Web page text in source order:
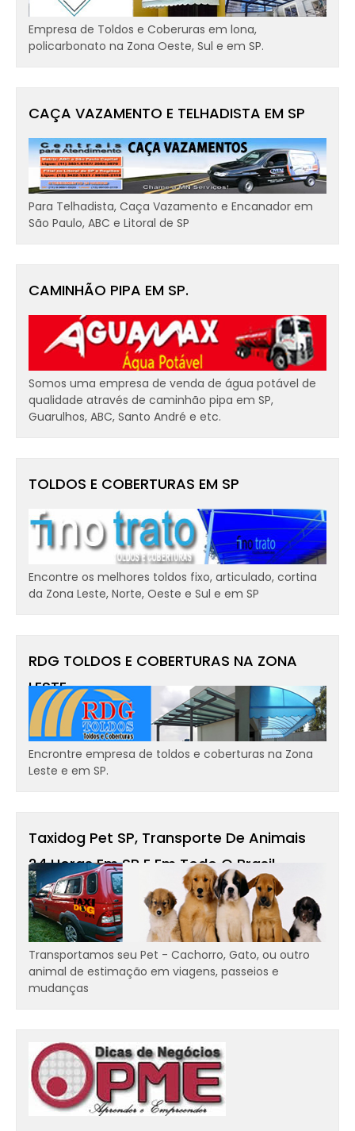
Empresa de Toldos e Coberuras em lona,
policarbonato na Zona Oeste, Sul e em SP.
CAÇA VAZAMENTO E TELHADISTA EM SP
Para Telhadista, Caça Vazamento e Encanador em
São Paulo, ABC e Litoral de SP
CAMINHÃO PIPA EM SP.
Somos uma empresa de venda de água potável de
qualidade através de caminhão pipa em SP,
Guarulhos, ABC, Santo André e etc.
TOLDOS E COBERTURAS EM SP
Encontre os melhores toldos fixo, articulado, cortina
da Zona Leste, Norte, Oeste e Sul e em SP
RDG TOLDOS E COBERTURAS NA ZONA
LESTE
Encrontre empresa de toldos e coberturas na Zona
Leste e em SP.
Taxidog Pet SP, Transporte De Animais
24 Horas Em SP E Em Todo O Brasil -
Transportamos Cães, Gatos
Transportamos seu Pet - Cachorro, Gato, ou outro
animal de estimação em viagens, passeios e
mudanças